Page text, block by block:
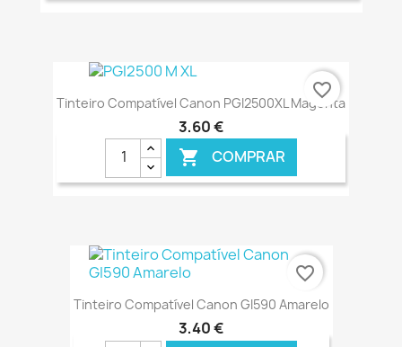
Tinteiro Compatível Canon PGI2500XL Magenta
3,60 €
 COMPRAR
€ ONLINE
favorite_border
Tinteiro Compatível Canon GI590 Amarelo
3,40 €
favorite_border